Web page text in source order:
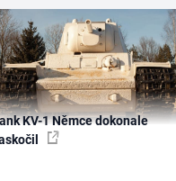
KV-1 Němce dokonale